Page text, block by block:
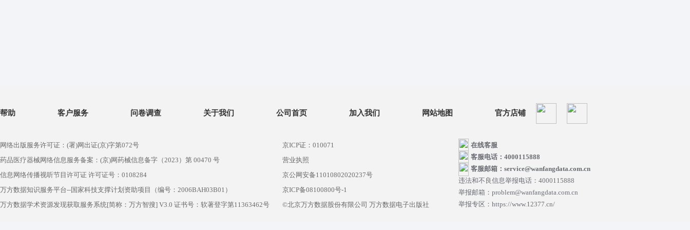
帮助 客户服务 问卷调查 关于我们 公司首页 加入我们 网站地图 官方店铺
网络出版服务许可证：(署)网出证(京)字第072号
药品医疗器械网络信息服务备案：(京)网药械信息备字（2023）第 00470 号
信息网络传播视听节目许可证 许可证号：0108284
万方数据知识服务平台--国家科技支撑计划资助项目（编号：2006BAH03B01）
万方数据学术资源发现获取服务系统[简称：万方智搜] V3.0 证书号：软著登字第11363462号
京ICP证：010071
营业执照
京公网安备11010802020237号
京ICP备08100800号-1
©北京万方数据股份有限公司 万方数据电子出版社
在线客服
客服电话：4000115888
客服邮箱：service@wanfangdata.com.cn
违法和不良信息举报电话：4000115888
举报邮箱：problem@wanfangdata.com.cn
举报专区：https://www.12377.cn/